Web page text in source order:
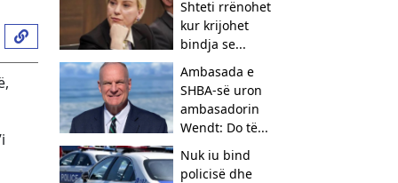
Shteti rrënohet
kur krijohet
bindja se...
Ambasada e
SHBA-së uron
ambasadorin
Wendt: Do të...
Nuk iu bind
policisë dhe